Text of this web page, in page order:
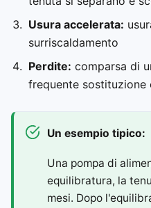
Usura accelerata:
surriscaldamento
Perdite: comparsa di
frequente sostituzione
Un esempio tipico:
Una pompa di
equilibratura, la
mesi. Dopo